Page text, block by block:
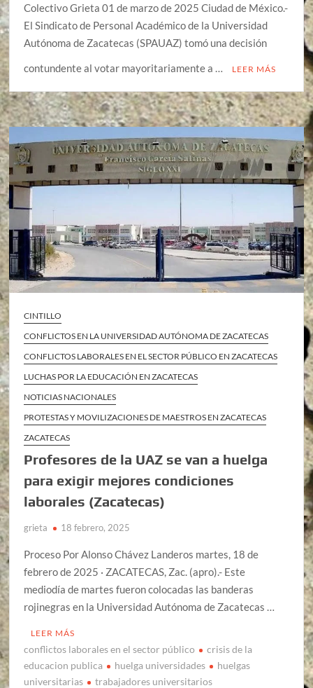
Colectivo Grieta 01 de marzo de 2025 Ciudad de México.-
El Sindicato de Personal Académico de la Universidad
Autónoma de Zacatecas (SPAUAZ) tomó una decisión
contundente al votar mayoritariamente a …
LEER MÁS
CINTILLO
CONFLICTOS EN LA UNIVERSIDAD AUTÓNOMA DE ZACATECAS
CONFLICTOS LABORALES EN EL SECTOR PÚBLICO EN ZACATECAS
LUCHAS POR LA EDUCACIÓN EN ZACATECAS
NOTICIAS NACIONALES
PROTESTAS Y MOVILIZACIONES DE MAESTROS EN ZACATECAS
ZACATECAS
Profesores de la UAZ se van a huelga
para exigir mejores condiciones
laborales (Zacatecas)
grieta 18 febrero, 2025
Proceso Por Alonso Chávez Landeros martes, 18 de
febrero de 2025 · ZACATECAS, Zac. (apro).- Este
mediodía de martes fueron colocadas las banderas
rojinegras en la Universidad Autónoma de Zacatecas …
LEER MÁS
conflictos laborales en el sector público
crisis de la
educacion publica
huelga universidades
huelgas
universitarias
trabajadores universitarios